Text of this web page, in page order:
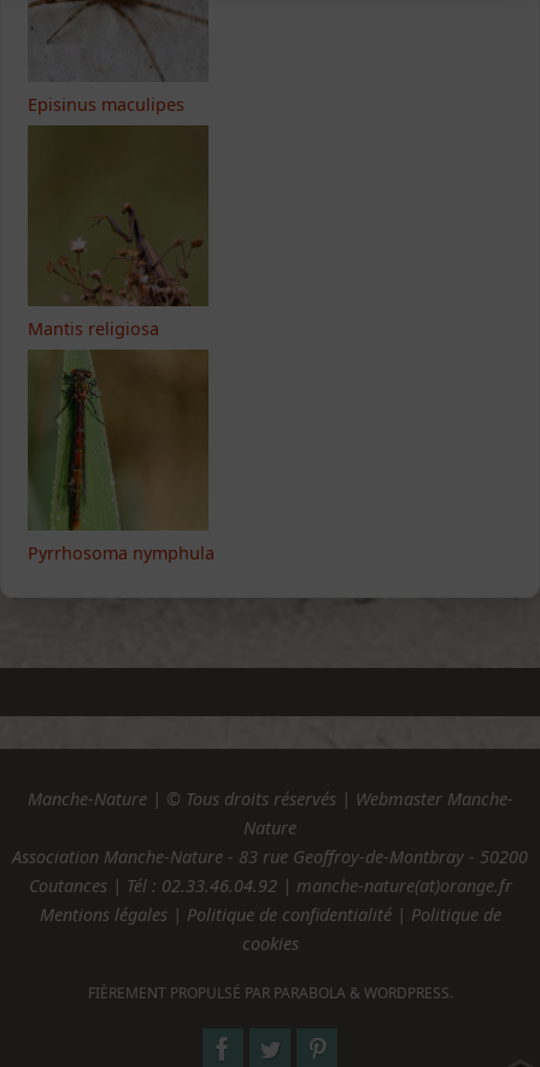
Episinus maculipes
Mantis religiosa
Pyrrhosoma nymphula
Manche-Nature | © Tous droits réservés | Webmaster Manche-
Nature
Association Manche-Nature - 83 rue Geoffroy-de-Montbray - 50200
Coutances | Tél : 02.33.46.04.92| manche-nature(at)orange.fr
Mentions légales| Politique de confidentialité| Politique de
cookies
FIÈREMENT PROPULSÉ PAR PARABOLA & WORDPRESS.